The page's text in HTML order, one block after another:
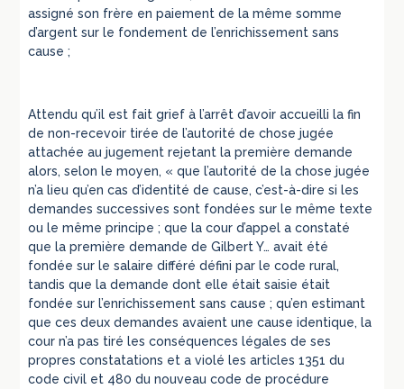
assigné son frère en paiement de la même somme
d’argent sur le fondement de l’enrichissement sans
cause ;
Attendu qu’il est fait grief à l’arrêt d’avoir accueilli la fin
de non-recevoir tirée de l’autorité de chose jugée
attachée au jugement rejetant la première demande
alors, selon le moyen, « que l’autorité de la chose jugée
n’a lieu qu’en cas d’identité de cause, c’est-à-dire si les
demandes successives sont fondées sur le même texte
ou le même principe ; que la cour d’appel a constaté
que la première demande de Gilbert Y… avait été
fondée sur le salaire différé défini par le code rural,
tandis que la demande dont elle était saisie était
fondée sur l’enrichissement sans cause ; qu’en estimant
que ces deux demandes avaient une cause identique, la
cour n’a pas tiré les conséquences légales de ses
propres constatations et a violé les articles 1351 du
code civil et 480 du nouveau code de procédure